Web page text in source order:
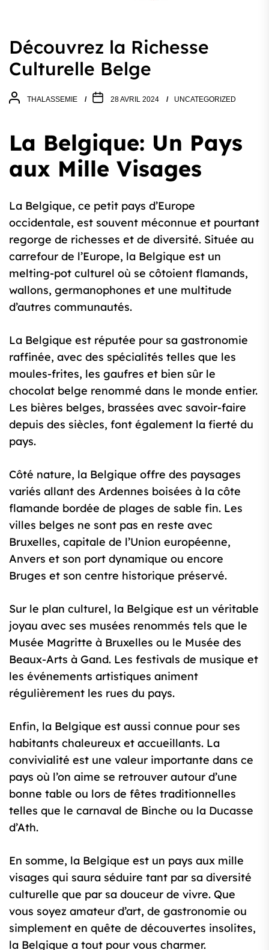
Découvrez la Richesse
Culturelle Belge
THALASSEMIE 28 AVRIL 2024 UNCATEGORIZED
La Belgique: Un Pays
aux Mille Visages
La Belgique, ce petit pays d’Europe
occidentale, est souvent méconnue et pourtant
regorge de richesses et de diversité. Située au
carrefour de l’Europe, la Belgique est un
melting-pot culturel où se côtoient flamands,
wallons, germanophones et une multitude
d’autres communautés.
La Belgique est réputée pour sa gastronomie
raffinée, avec des spécialités telles que les
moules-frites, les gaufres et bien sûr le
chocolat belge renommé dans le monde entier.
Les bières belges, brassées avec savoir-faire
depuis des siècles, font également la fierté du
pays.
Côté nature, la Belgique offre des paysages
variés allant des Ardennes boisées à la côte
flamande bordée de plages de sable fin. Les
villes belges ne sont pas en reste avec
Bruxelles, capitale de l’Union européenne,
Anvers et son port dynamique ou encore
Bruges et son centre historique préservé.
Sur le plan culturel, la Belgique est un véritable
joyau avec ses musées renommés tels que le
Musée Magritte à Bruxelles ou le Musée des
Beaux-Arts à Gand. Les festivals de musique et
les événements artistiques animent
régulièrement les rues du pays.
Enfin, la Belgique est aussi connue pour ses
habitants chaleureux et accueillants. La
convivialité est une valeur importante dans ce
pays où l’on aime se retrouver autour d’une
bonne table ou lors de fêtes traditionnelles
telles que le carnaval de Binche ou la Ducasse
d’Ath.
En somme, la Belgique est un pays aux mille
visages qui saura séduire tant par sa diversité
culturelle que par sa douceur de vivre. Que
vous soyez amateur d’art, de gastronomie ou
simplement en quête de découvertes insolites,
la Belgique a tout pour vous charmer.